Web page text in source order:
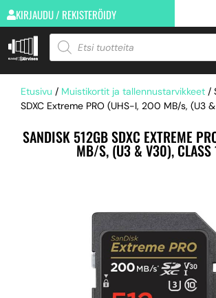
KIRJAUDU / REKISTERÖIDY
Etusivu / Muistikortit ja tallennustarvikkeet /
SDXC Extreme PRO (UHS-I, 200 MB/s, (U3
SANDISK 512GB SDXC EXTREME
MB/S, (U3 & V30), CLASS